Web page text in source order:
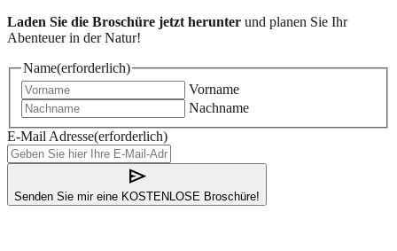
Laden Sie die Broschüre jetzt herunter und planen Sie Ihr
Abenteuer in der Natur!
Name(erforderlich)
Vorname
Nachname
E-Mail Adresse(erforderlich)
send
Senden Sie mir eine KOSTENLOSE Broschüre!